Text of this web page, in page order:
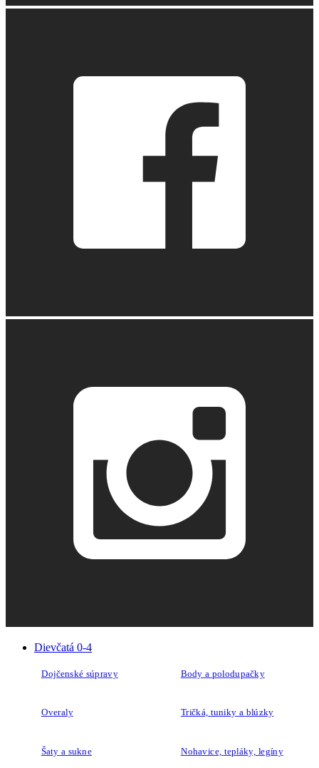
Dievčatá 0-4
Dojčenské súpravy Body a polodupačky
Overaly Tričká, tuniky a blúzky
Šaty a sukne Nohavice, tepláky, legíny